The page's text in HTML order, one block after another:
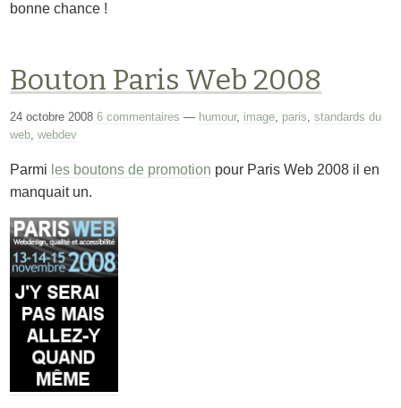
bonne chance !
Bouton Paris Web 2008
24 octobre 20086 commentaires — humour, image paris ,standards du
web ,webdev
Parmi les boutons de promotion pour Paris Web 2008 il en
manquait un.